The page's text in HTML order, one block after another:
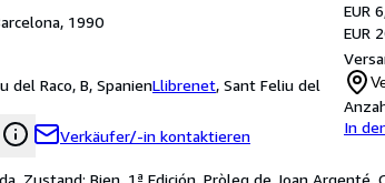
1990
del Raco, B, SpanienLlibrenet, Sant Feliu del
Verkäufer/-in kontaktieren
EUR
EUR
In
Zustand: Bien. 1ª Edición. Pròleg de Joan Argenté.